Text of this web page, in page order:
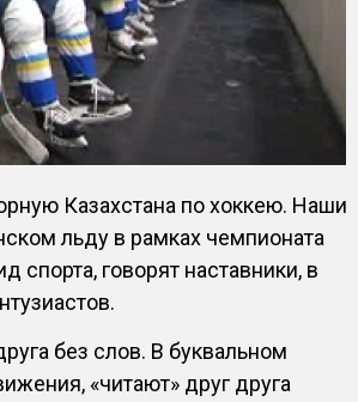
Казахстана по хоккею. Наши
льду в рамках чемпионата
говорят наставники, в
без слов. В буквальном
«читают» друг друга